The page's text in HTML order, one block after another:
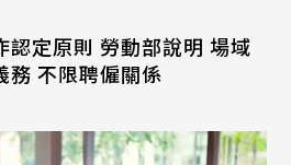
認定原則 勞動部說明 場域
務 不限聘僱關係